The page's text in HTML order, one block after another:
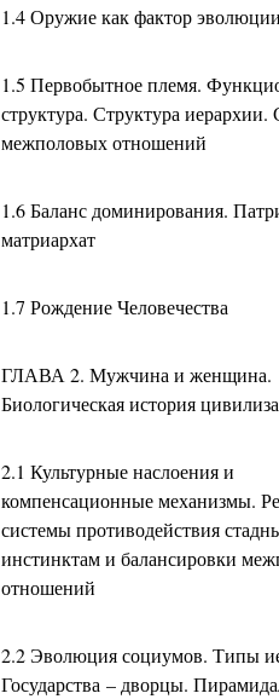
1.4 Оружие как фактор эволюции
1.5 Первобытное племя.
структура. Структура иерархии.
межполовых отношений
1.6 Баланс доминирования.
матриархат
1.7 Рождение Человечества
ГЛАВА 2. Мужчина и женщина.
Биологическая история
2.1 Культурные наслоения и
компенсационные механизмы.
системы противодействия
инстинктам и балансировки
отношений
2.2 Эволюция социумов. Типы
Государства – дворцы.